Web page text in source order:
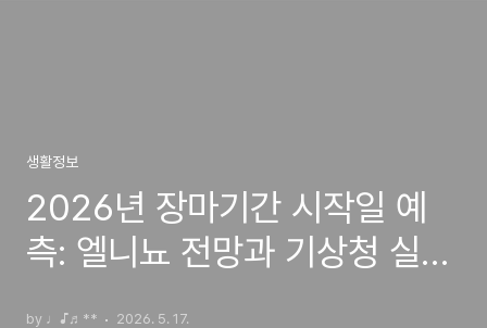
생활정보
2026년 장마기간 시작일 예
측: 엘니뇨 전망과 기상청 실시
by ♩♪♬** 2026. 5. 17.